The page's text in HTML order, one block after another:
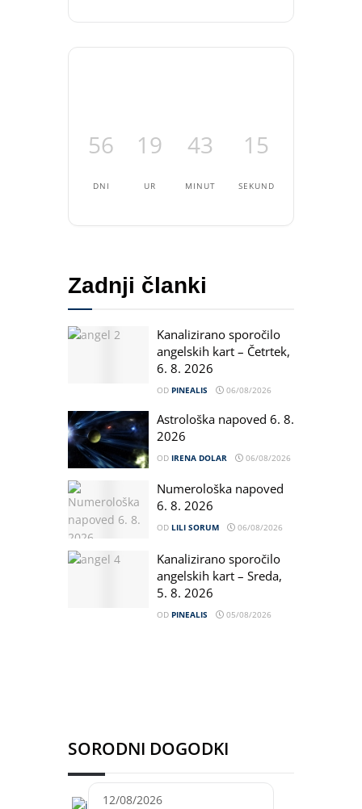
56
DNI
19
UR
43
MINUT
14
SEKUND
Zadnji članki
Kanalizirano sporočilo
angelskih kart – Četrtek,
6. 8. 2026
OD PINEALIS 06/08/2026
Astrološka napoved 6. 8.
2026
OD IRENA DOLAR 06/08/2026
Numerološka napoved
6. 8. 2026
OD LILI SORUM 06/08/2026
Kanalizirano sporočilo
angelskih kart – Sreda,
5. 8. 2026
OD PINEALIS 05/08/2026
SORODNI DOGODKI
12/08/2026